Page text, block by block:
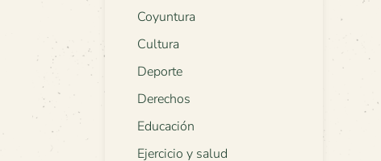
Coyuntura
Cultura
Deporte
Derechos
Educación
Ejercicio y salud